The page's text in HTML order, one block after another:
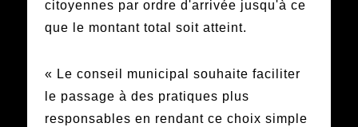
citoyennes par ordre d'arrivée jusqu'à ce
que le montant total soit atteint.
« Le conseil municipal souhaite faciliter
le passage à des pratiques plus
responsables en rendant ce choix simple